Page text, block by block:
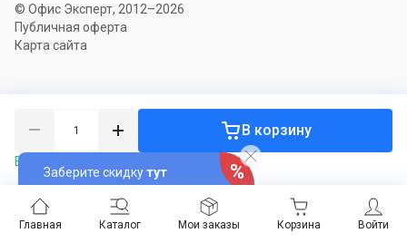
Главная Каталог Войти
Мои заказы Корзина
В корзину
В наличии 45 шт.
Заберите скидкутут
© Офис Эксперт, 2012–2026
Публичная оферта
Карта сайта